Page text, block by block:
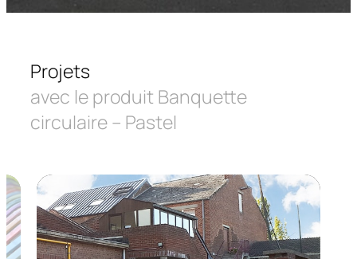
Projets
avec le produit Banquette
circulaire – Pastel